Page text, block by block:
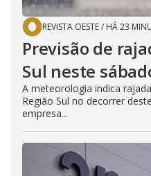
REVISTA OESTE/ HÁ 23
Previsão de
Sul neste
A meteorologia indica
Região Sul no decorrer
empresa...